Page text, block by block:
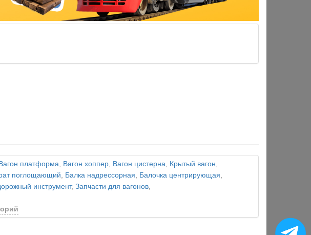
Вагон платформа, Вагон хоппер, Вагон цистерна, Крытый вагон,
поглощающий, Балка надрессорная, Балочка центрирующая,
инструмент, Запчасти для вагонов,